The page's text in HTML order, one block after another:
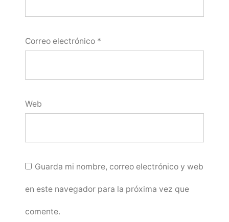
Correo electrónico *
Web
Guarda mi nombre, correo electrónico y web
en este navegador para la próxima vez que
comente.